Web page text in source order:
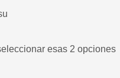
esas 2 opciones